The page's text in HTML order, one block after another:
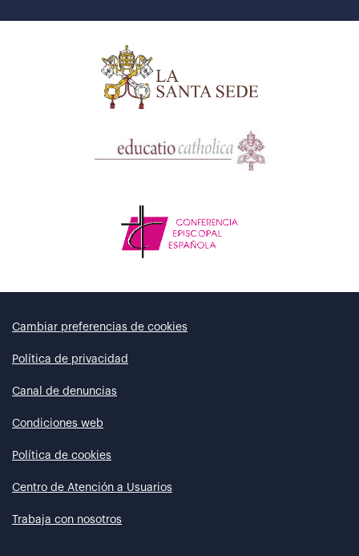
Cambiar preferencias de cookies
Política de privacidad
Canal de denuncias
Condiciones web
Política de cookies
Centro de Atención a Usuarios
Trabaja con nosotros